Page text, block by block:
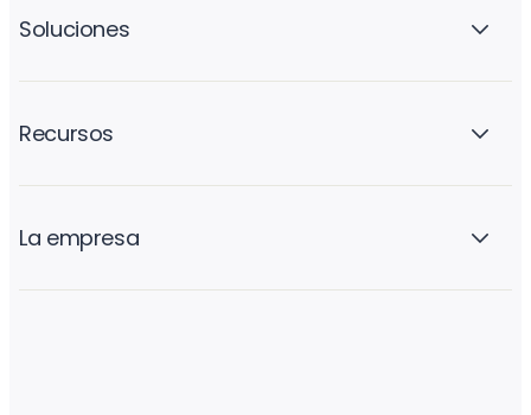
Soluciones
Recursos
La empresa